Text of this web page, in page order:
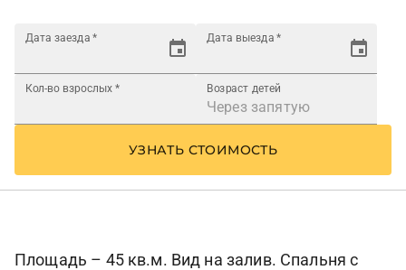
Дата заезда * Дата выезда *
Кол-во взрослых * Возраст детей
УЗНАТЬ СТОИМОСТЬ
Площадь – 45 кв.м. Вид на залив. Спальня с